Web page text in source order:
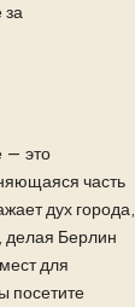
за
— это
часть
дух города,
делая Берлин
для
посетите